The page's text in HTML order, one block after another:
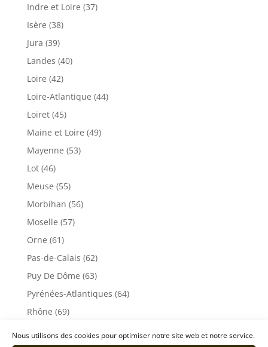
Nous utilisons des cookies pour optimiser notre site web et notre service.
Indre et Loire (37)
Isère (38)
Jura (39)
Landes (40)
Loire (42)
Loire-Atlantique (44)
Loiret (45)
Maine et Loire (49)
Mayenne (53)
Lot (46)
Meuse (55)
Morbihan (56)
Moselle (57)
Orne (61)
Pas-de-Calais (62)
Puy De Dôme (63)
Pyrénées-Atlantiques (64)
Rhône (69)